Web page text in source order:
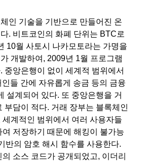
인 기술을 기반으로 만들어진 온
. 비트코인의 화폐 단위는 BTC로
10월 사토시 나카모토라는 가명을
개발하여, 2009년 1월 프로그램
중앙은행이 없이 세계적 범위에서
들 간에 자유롭게 송금 등의 금융
설계되어 있다. 또 중앙은행을 거
부담이 적다. 거래 장부는 블록체인
세계적인 범위에서 여러 사용자들
저장하기 때문에 해킹이 불가능
반의 암호 해시 함수를 사용한다.
소스 코드가 공개되었고, 이더리